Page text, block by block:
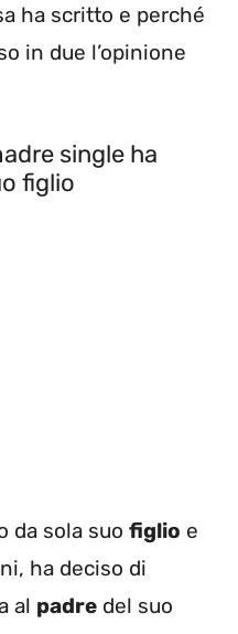
ha scritto e perché
in due l’opinione
single ha
figlio
da sola suo figlio e
ha deciso di
al padre del suo